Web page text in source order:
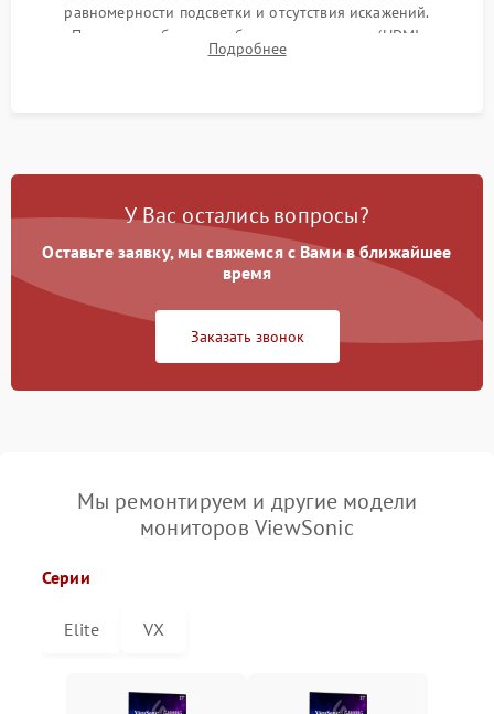
равномерности подсветки и отсутствия искажений.
Проверка работоспособности всех портов (HDMI,
DisplayPort, VGA) и кнопок управления под нагрузкой в
Подробнее
У Вас остались вопросы?
Оставьте заявку, мы свяжемся с Вами в ближайшее
время
Заказать звонок
Мы ремонтируем и другие модели
мониторов ViewSonic
Серии
Elite VX